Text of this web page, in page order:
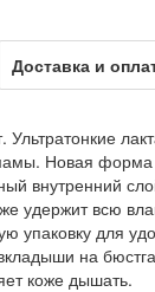
Доставка и
Новая форма
внутренний
удержит всю
упаковку для
на
коже дышать.